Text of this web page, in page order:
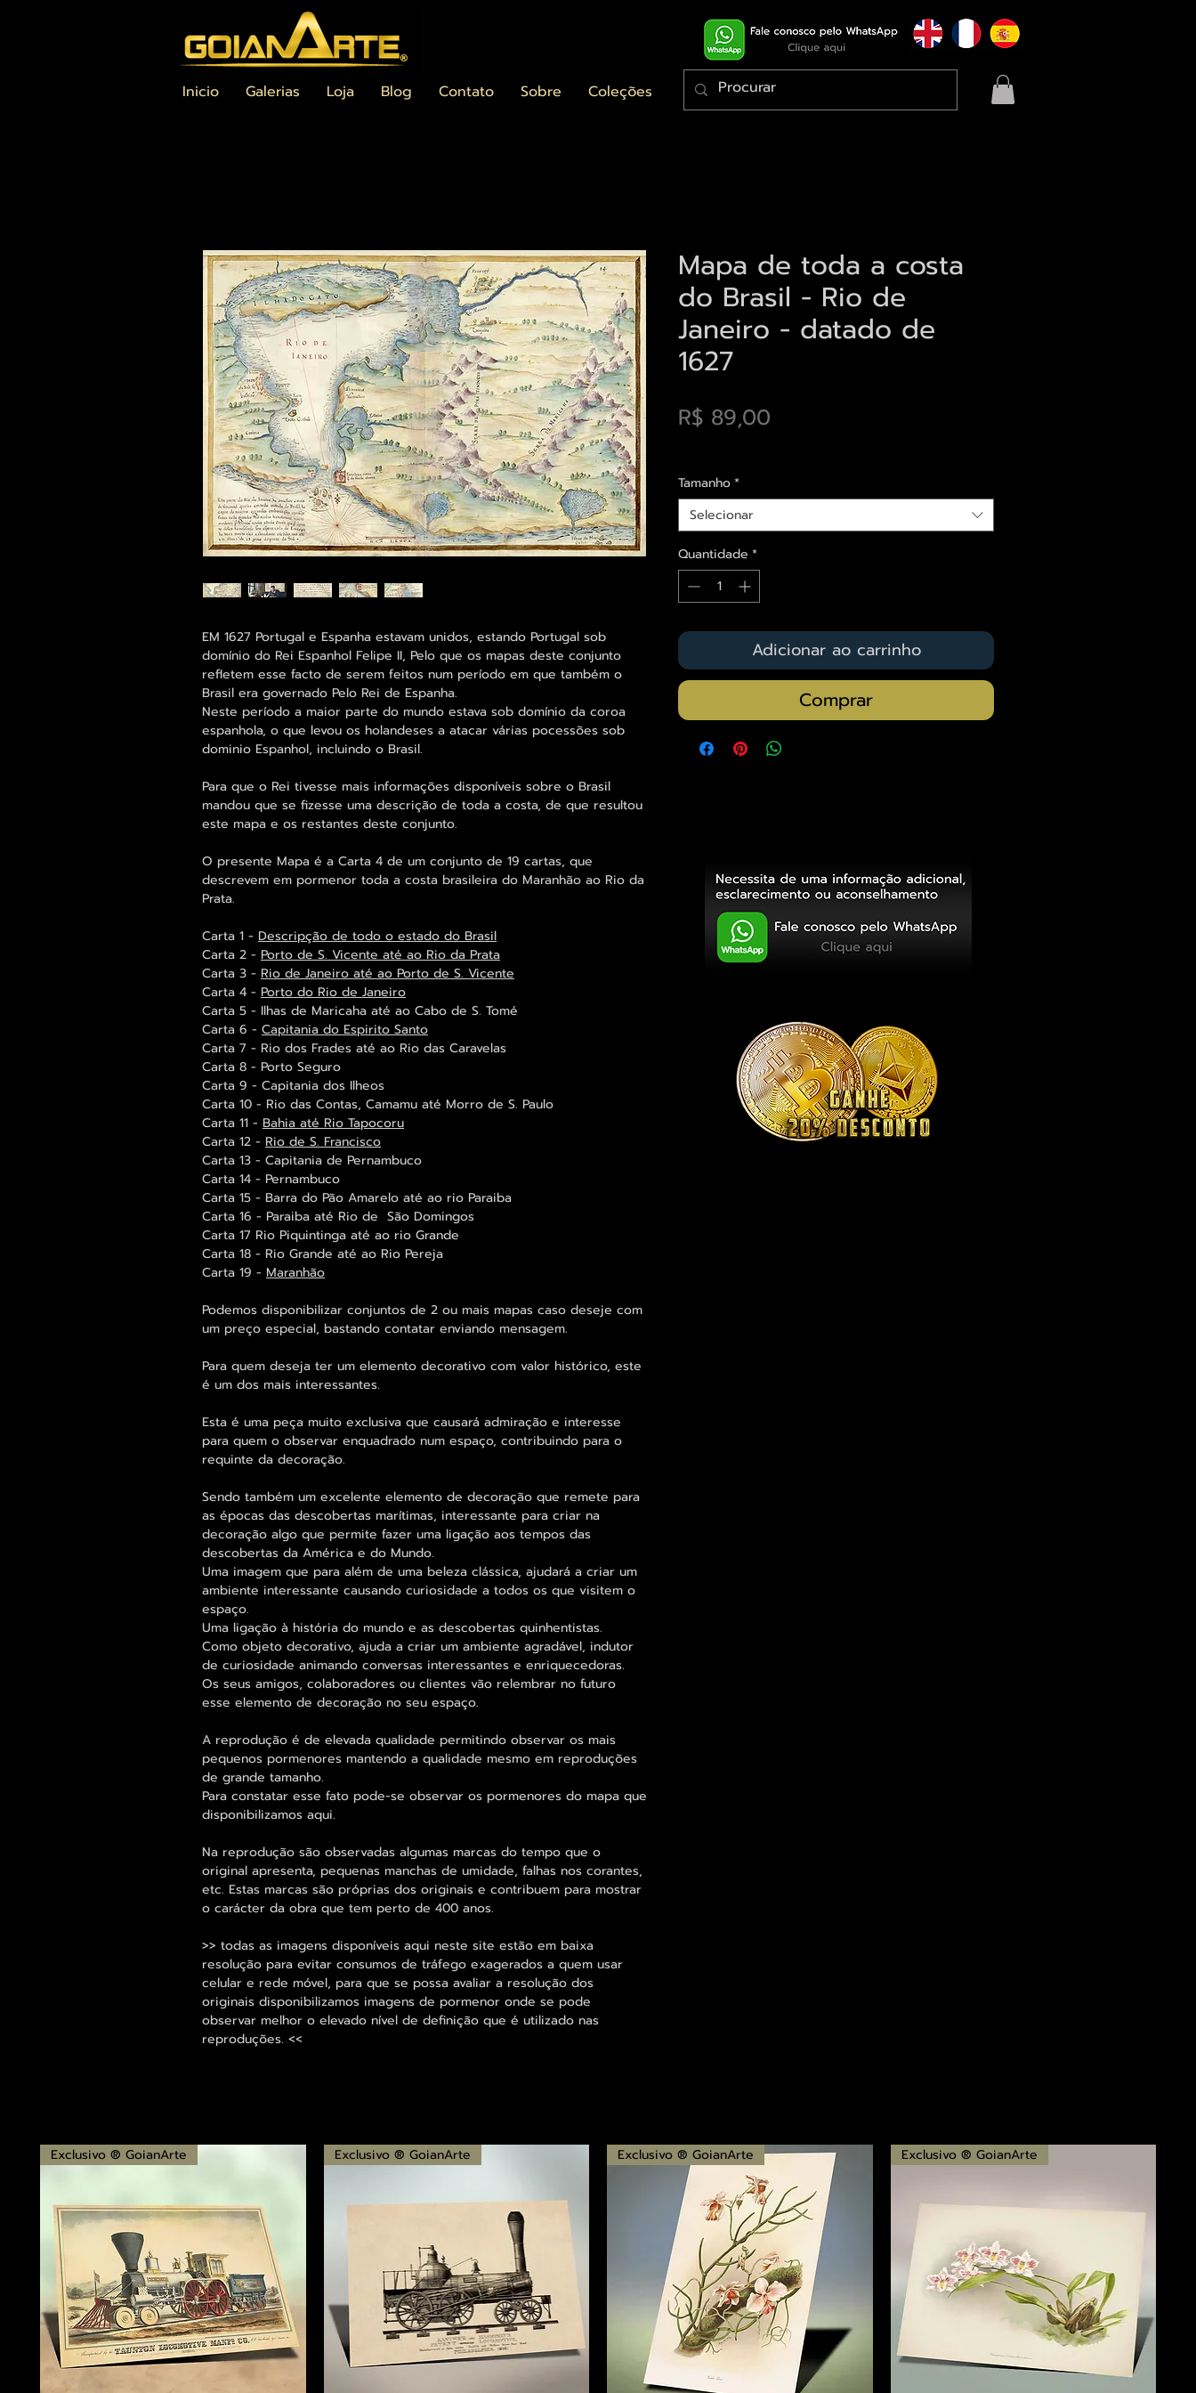
Inicio Galerias Loja Blog Contato Sobre Coleções
EM 1627 Portugal e Espanha estavam unidos, estando Portugal sob
domínio do Rei Espanhol Felipe II, Pelo que os mapas deste conjunto
refletem esse facto de serem feitos num período em que também o
Brasil era governado Pelo Rei de Espanha.
Neste período a maior parte do mundo estava sob domínio da coroa
espanhola, o que levou os holandeses a atacar várias pocessões sob
dominio Espanhol, incluindo o Brasil.
Para que o Rei tivesse mais informações disponíveis sobre o Brasil
mandou que se fizesse uma descrição de toda a costa, de que resultou
este mapa e os restantes deste conjunto.
O presente Mapa é a Carta 4 de um conjunto de 19 cartas, que
descrevem em pormenor toda a costa brasileira do Maranhão ao Rio da
Prata.
Carta 1 - Descripção de todo o estado do Brasil
Carta 2 - Porto de S. Vicente até ao Rio da Prata
Carta 3 - Rio de Janeiro até ao Porto de S. Vicente
Carta 4 - Porto do Rio de Janeiro
Carta 5 - Ilhas de Maricaha até ao Cabo de S. Tomé
Carta 6 - Capitania do Espirito Santo
Carta 7 - Rio dos Frades até ao Rio das Caravelas
Carta 8 - Porto Seguro
Carta 9 - Capitania dos Ilheos
Carta 10 - Rio das Contas, Camamu até Morro de S. Paulo
Carta 11 - Bahia até Rio Tapocoru
Carta 12 - Rio de S. Francisco
Carta 13 - Capitania de Pernambuco
Carta 14 - Pernambuco
Carta 15 - Barra do Pão Amarelo até ao rio Paraiba
Carta 16 - Paraiba até Rio de São Domingos
Carta 17 Rio Piquintinga até ao rio Grande
Carta 18 - Rio Grande até ao Rio Pereja
Carta 19 - Maranhão
Podemos disponibilizar conjuntos de 2 ou mais mapas caso deseje com
um preço especial, bastando contatar enviando mensagem.
Para quem deseja ter um elemento decorativo com valor histórico, este
é um dos mais interessantes.
Esta é uma peça muito exclusiva que causará admiração e interesse
para quem o observar enquadrado num espaço, contribuindo para o
requinte da decoração.
Sendo também um excelente elemento de decoração que remete para
as épocas das descobertas marítimas, interessante para criar na
decoração algo que permite fazer uma ligação aos tempos das
descobertas da América e do Mundo.
Uma imagem que para além de uma beleza clássica, ajudará a criar um
ambiente interessante causando curiosidade a todos os que visitem o
espaço.
Uma ligação à história do mundo e as descobertas quinhentistas.
Como objeto decorativo, ajuda a criar um ambiente agradável, indutor
de curiosidade animando conversas interessantes e enriquecedoras.
Os seus amigos, colaboradores ou clientes vão relembrar no futuro
esse elemento de decoração no seu espaço.
A reprodução é de elevada qualidade permitindo observar os mais
pequenos pormenores mantendo a qualidade mesmo em reproduções
de grande tamanho.
Para constatar esse fato pode-se observar os pormenores do mapa que
disponibilizamos aqui.
Na reprodução são observadas algumas marcas do tempo que o
original apresenta, pequenas manchas de umidade, falhas nos corantes,
etc. Estas marcas são próprias dos originais e contribuem para mostrar
o carácter da obra que tem perto de 400 anos.
>> todas as imagens disponíveis aqui neste site estão em baixa
resolução para evitar consumos de tráfego exagerados a quem usar
celular e rede móvel, para que se possa avaliar a resolução dos
originais disponibilizamos imagens de pormenor onde se pode
observar melhor o elevado nível de definição que é utilizado nas
reproduções. <<
Mapa de toda a costa
do Brasil - Rio de
Janeiro - datado de
1627
R$ 89,00
Tamanho*
Selecionar
Quantidade *
Adicionar ao carrinho
Comprar
Exclusivo ® GoianArte Exclusivo ® GoianArte Exclusivo ® GoianArte Exclusivo ® GoianArte